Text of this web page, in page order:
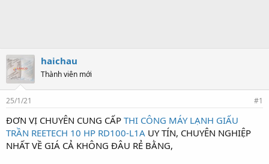
haichau
Thành viên mới
25/1/21 #1
ĐƠN VỊ CHUYÊN CUNG CẤP THI CÔNG MÁY LẠNH GIẤU
TRẦN REETECH 10 HP RD100-L1A UY TÍN, CHUYÊN NGHIỆP
NHẤT VỀ GIÁ CẢ KHÔNG ĐÂU RẺ BẰNG,